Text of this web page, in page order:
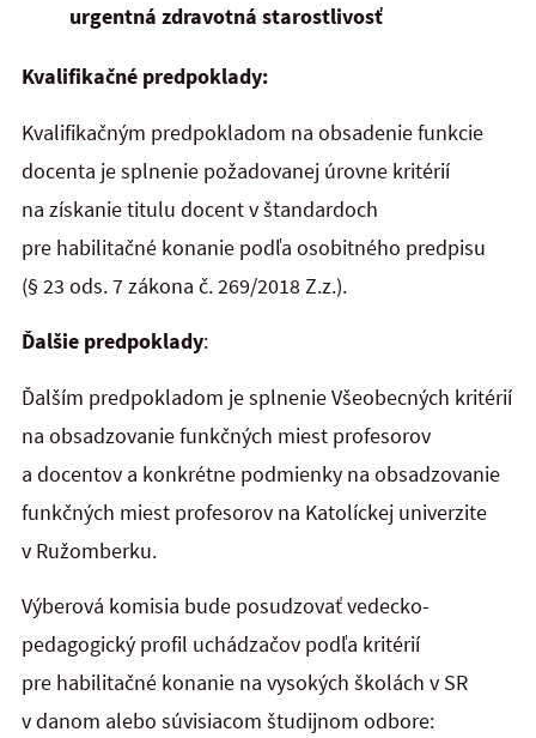
urgentná zdravotná starostlivosť
Kvalifikačné predpoklady:
Kvalifikačným predpokladom na obsadenie funkcie
docenta je splnenie požadovanej úrovne kritérií
na získanie titulu docent v štandardoch
pre habilitačné konanie podľa osobitného predpisu
(§ 23 ods. 7 zákona č. 269/2018 Z.z.).
Ďalšie predpoklady:
Ďalším predpokladom je splnenie Všeobecných kritérií
na obsadzovanie funkčných miest profesorov
a docentov a konkrétne podmienky na obsadzovanie
funkčných miest profesorov na Katolíckej univerzite
v Ružomberku.
Výberová komisia bude posudzovať vedecko-
pedagogický profil uchádzačov podľa kritérií
pre habilitačné konanie na vysokých školách v SR
v danom alebo súvisiacom študijnom odbore: